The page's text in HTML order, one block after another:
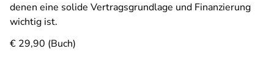
denen eine solide Vertragsgrundlage und Finanzierung
wichtig ist.
€ 29,90 (Buch)